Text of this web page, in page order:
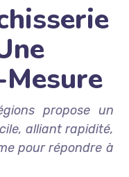
propose un
alliant rapidité,
pour répondre à